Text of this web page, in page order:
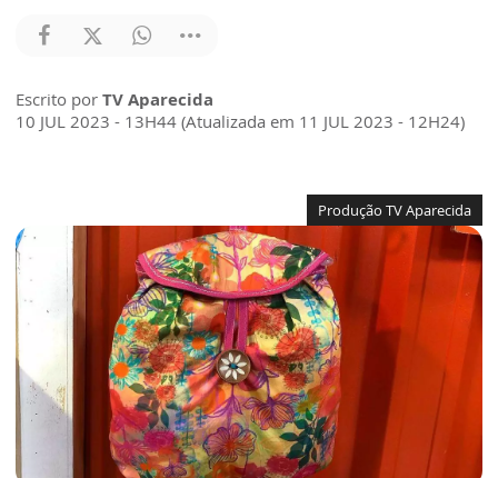
Escrito por TV Aparecida
10 JUL 2023 - 13H44 (Atualizada em 11 JUL 2023 - 12H24)
Produção TV Aparecida